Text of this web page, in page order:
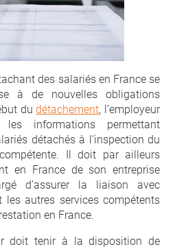
des salariés en France se
à de nouvelles obligations
dudétachement, l’employeur
informations permettant
détachés à l’inspection du
Il doit par ailleurs
en France de son entreprise
d’assurer la liaison avec
les autres services compétents
en France.
doit tenir à la disposition de